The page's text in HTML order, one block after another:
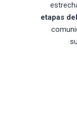
etapas